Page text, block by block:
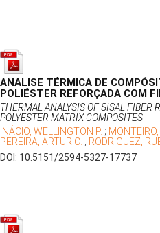
ANALISE TÉRMICA DE
POLIÉSTER REFORÇADA COM
THERMAL ANALYSIS OF SISAL FIBER
POLYESTER MATRIX COMPOSITES
INÁCIO, WELLINGTON P. ;
PEREIRA, ARTUR C. ; RODRIGUEZ,
DOI: 10.5151/2594-5327-17737